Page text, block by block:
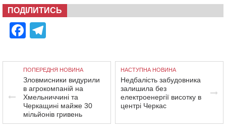
ПОДІЛИТИСЬ
Facebook
ПОПЕРЕДНЯ НОВИНА
Зловмисники видурили
в агрокомпаній на
Хмельниччині та
Черкащині майже 30
мільйонів гривень
НАСТУПНА НОВИНА
Недбалість забудовника
залишила без
електроенергії висотку в
центрі Черкас